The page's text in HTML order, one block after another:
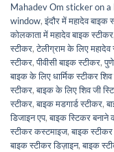
Mahadev Om sticker on a
window,इंदौर में महादेव बाइक
कोलकाता में महादेव बाइक स्टीकर
स्टीकर,टेलीग्राम के लिए महादेव
स्टीकर,पीवीसी बाइक स्टीकर,
बाइक के लिए धार्मिक स्टीकर शिव
स्टीकर,बाइक के लिए शिव जी
स्टीकर,बाइक मडगार्ड स्टीकर,
डिजाइन एप,बाइक स्टिकर बनाने
स्टीकर कस्टमाइज,बाइक
बाइक स्टीकर डिज़ाइन,बाइक